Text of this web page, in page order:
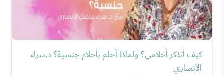
كيف أتذكر أحلامي؟ ولماذا أحلم بأحلام جنسية؟ د.سراء
الأنصاري